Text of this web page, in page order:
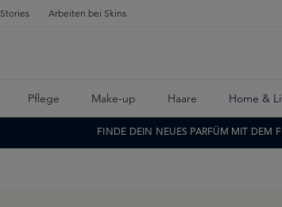
Stories Arbeiten bei Skins
Pflege Make-up Haare Home &
FINDE DEIN NEUES PARFÜM MIT DEM